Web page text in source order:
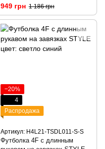
949 грн 1 186 грн
−20%
4
Распродажа
Артикул: H4L21-TSDL011-S-S
Футболка 4F с длинным